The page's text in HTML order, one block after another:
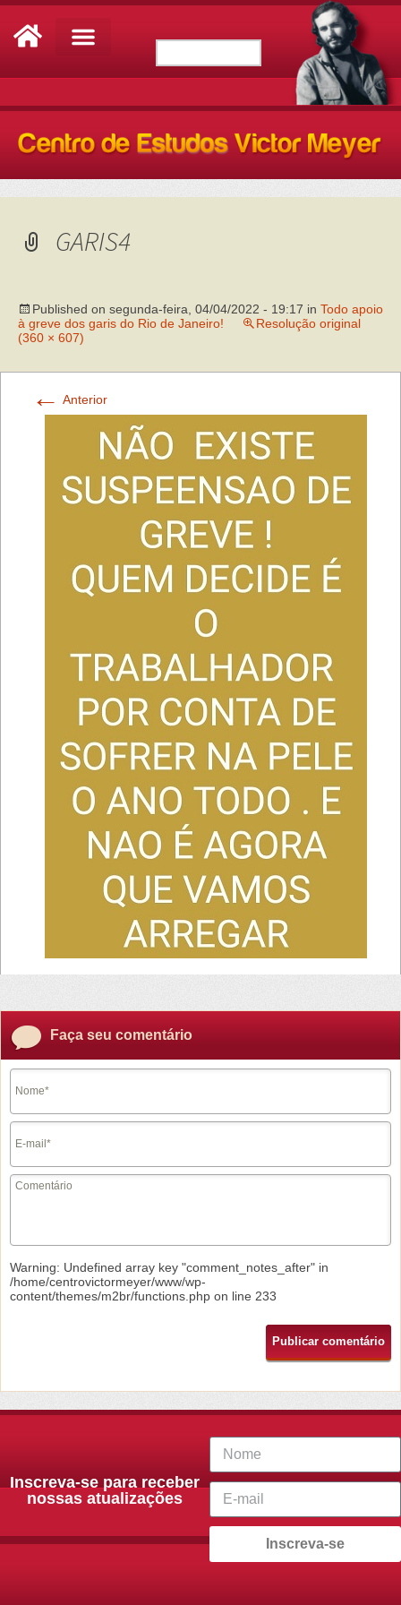
GARIS4
Published on segunda-feira, 04/04/2022 - 19:17 in Todo apoio
à greve dos garis do Rio de Janeiro!
Resolução original
(360 × 607)
← Anterior
Faça seu comentário
Warning: Undefined array key "comment_notes_after" in
/home/centrovictormeyer/www/wp-
content/themes/m2br/functions.php on line 233
Inscreva-se para receber
nossas atualizações
Inscreva-se